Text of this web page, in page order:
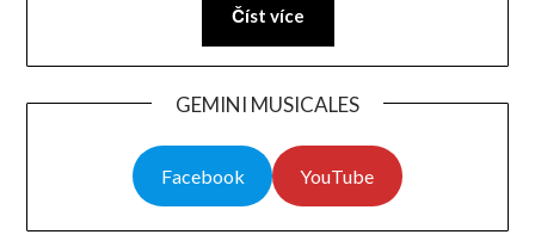
Číst více
GEMINI MUSICALES
Facebook YouTube